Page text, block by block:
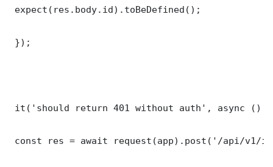
expect(res.body.id).toBeDefined();
});
it('should return 401 without auth', async ()
const res = await request(app).post('/api/v1/